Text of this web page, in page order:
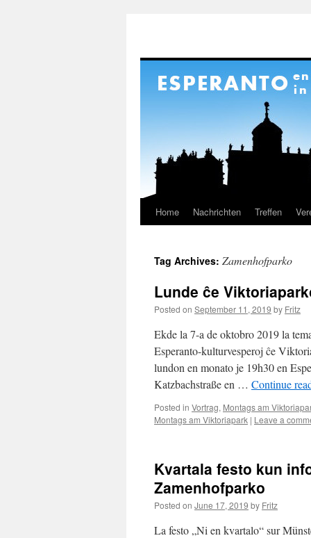
Skip
content
Home Nachrichten Treffen
Tag Archives: Zamenhofparko
Lunde ĉe
Posted on September 11, 2019 by Fritz
Ekde la 7-a de oktobro 2019 la
Esperanto-kulturvesperoj ĉe
lundon en monato je 19h30 en
Katzbachstraße en … Continue
Posted in Vortrag, Montags am
Montags am Viktoriapark | Leave a
Kvartala festo kun
Zamenhofparko
Posted on June 17, 2019 by Fritz
La festo „Ni en kvartalo“ sur